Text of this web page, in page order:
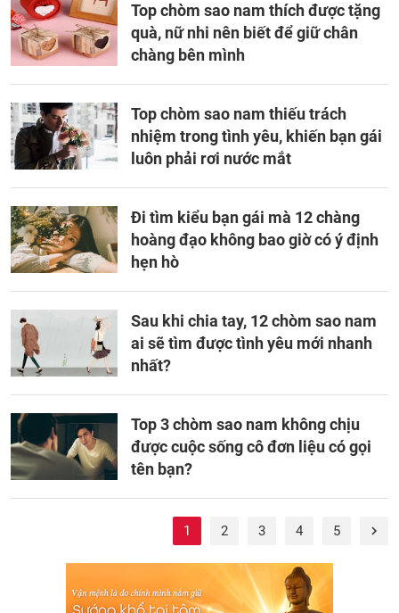
Top chòm sao nam thích được tặng
quà, nữ nhi nên biết để giữ chân
chàng bên mình
Top chòm sao nam thiếu trách
nhiệm trong tình yêu, khiến bạn gái
luôn phải rơi nước mắt
Đi tìm kiểu bạn gái mà 12 chàng
hoàng đạo không bao giờ có ý định
hẹn hò
Sau khi chia tay, 12 chòm sao nam
ai sẽ tìm được tình yêu mới nhanh
nhất?
Top 3 chòm sao nam không chịu
được cuộc sống cô đơn liệu có gọi
tên bạn?
1 2 3 4 5